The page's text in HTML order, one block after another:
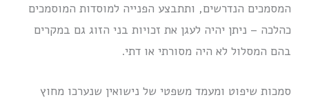
המסמכים הנדרשים, ותתבצע הפנייה למוסדות המוסמכים
כהלכה – ניתן יהיה לעגן את זכויות בני הזוג גם במקרים
בהם המסלול לא היה מסורתי או דתי.
סמכות שיפוט ומעמד משפטי של נישואין שנערכו מחוץ